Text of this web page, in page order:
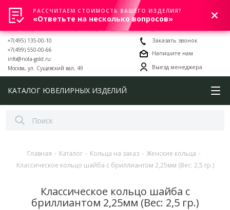
0
+7(495) 135-00-10
+7(499) 550-00-66
info@nota-gold.ru
Москва, ул. Сущевский вал, 49
Заказать звонок
Напишите нам
Выезд менеджера
КАТАЛОГ ЮВЕЛИРНЫХ ИЗДЕЛИЙ
Главная - Каталог - Кольца на заказ - Женские кольца -
Классическое кольцо шайба с бриллиантом 2,25мм (Вес: 2,5 гр.)
Классическое кольцо шайба с
бриллиантом 2,25мм (Вес: 2,5 гр.)
РАССЧИТАЕМ СТОИМОСТЬ ВАШЕГО ИЗДЕЛИЯ?
«Ответьте на несколько вопросов»